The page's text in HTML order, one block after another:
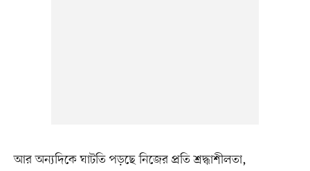
আর অন্যদিকে ঘাটতি পড়ছে নিজের প্রতি শ্রদ্ধাশীলতা,